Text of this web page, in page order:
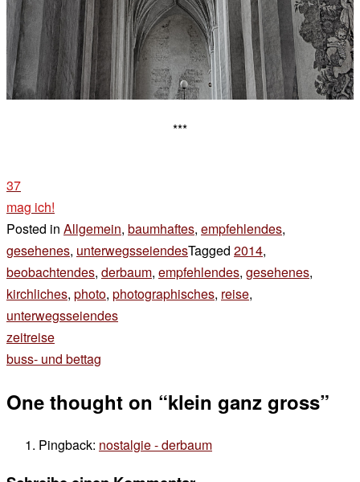
***
37
mag ich!
Posted in Allgemein, baumhaftes, empfehlendes,
gesehenes, unterwegsseiendesTagged 2014,
beobachtendes, derbaum, empfehlendes, gesehenes,
kirchliches, photo, photographisches, reise,
unterwegsseiendes
Beitragsnavigation
zeitreise
buss- und bettag
One thought on “klein ganz gross”
Pingback: nostalgie - derbaum